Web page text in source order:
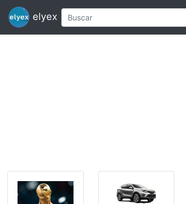
elyex